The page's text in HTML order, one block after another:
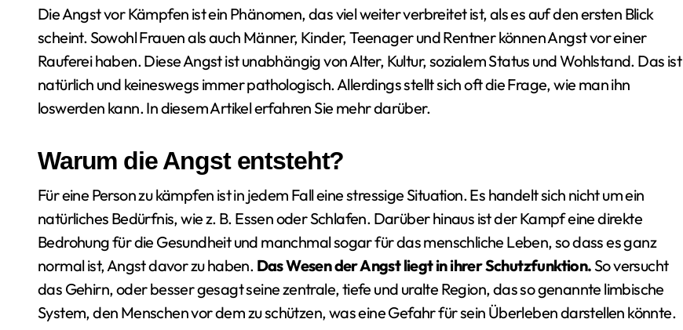
Die Angst vor Kämpfen ist ein Phänomen, das viel weiter verbreitet ist, als es auf den ersten Blick
scheint. Sowohl Frauen als auch Männer, Kinder, Teenager und Rentner können Angst vor einer
Rauferei haben. Diese Angst ist unabhängig von Alter, Kultur, sozialem Status und Wohlstand. Das ist
natürlich und keineswegs immer pathologisch. Allerdings stellt sich oft die Frage, wie man ihn
loswerden kann. In diesem Artikel erfahren Sie mehr darüber.
Warum die Angst entsteht?
Für eine Person zu kämpfen ist in jedem Fall eine stressige Situation. Es handelt sich nicht um ein
natürliches Bedürfnis, wie z. B. Essen oder Schlafen. Darüber hinaus ist der Kampf eine direkte
Bedrohung für die Gesundheit und manchmal sogar für das menschliche Leben, so dass es ganz
normal ist, Angst davor zu haben. Das Wesen der Angst liegt in ihrer Schutzfunktion.So versucht
das Gehirn, oder besser gesagt seine zentrale, tiefe und uralte Region, das so genannte limbische
System, den Menschen vor dem zu schützen, was eine Gefahr für sein Überleben darstellen könnte.